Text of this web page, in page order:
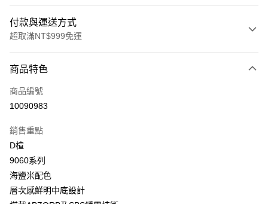
付款與運送方式
超取滿NT$999免運
信用卡一次付款
超商取貨付款
Apple Pay
街口支付
悠遊付
商品特色
商品編號
10090983
銷售重點
D楦
9060系列
海鹽米配色
層次感鮮明中底設計